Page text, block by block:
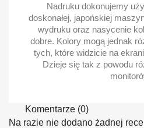
Nadruku dokonujemy
doskonałej, japońskiej
wydruku oraz nasycenie
dobre. Kolory mogą jednak
tych, które widzicie na
Dzieje się tak z powodu
Komentarze (0)
Na razie nie dodano żadnej